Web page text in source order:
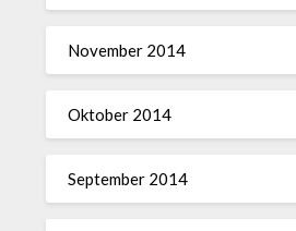
November 2014
Oktober 2014
September 2014